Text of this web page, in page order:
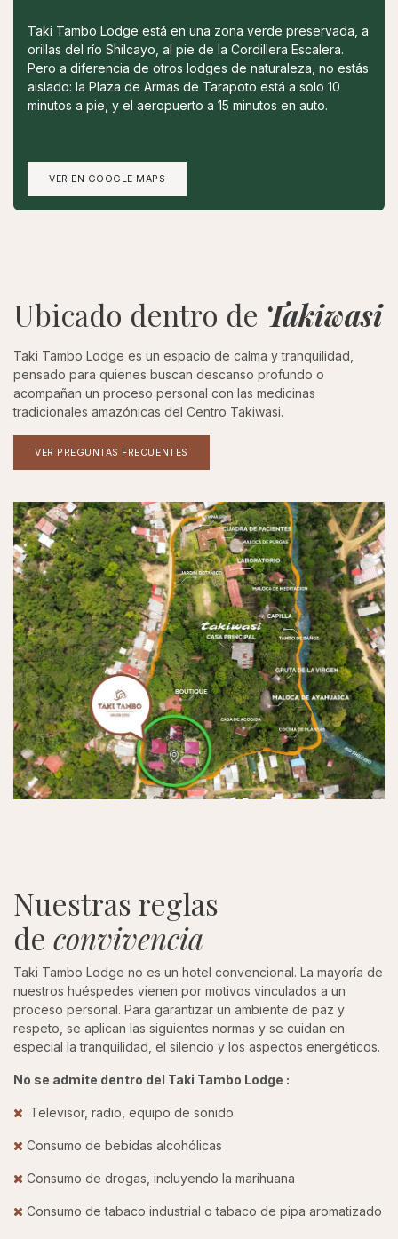
Taki Tambo Lodge está en una zona verde preservada, a
orillas del río Shilcayo, al pie de la Cordillera Escalera.
Pero a diferencia de otros lodges de naturaleza, no estás
aislado: la Plaza de Armas de Tarapoto está a solo 10
minutos a pie, y el aeropuerto a 15 minutos en auto.
VER EN GOOGLE MAPS
Ubicado dentro de Takiwasi
Taki Tambo Lodge es un espacio de calma y tranquilidad,
pensado para quienes buscan descanso profundo o
acompañan un proceso personal con las medicinas
tradicionales amazónicas del Centro Takiwasi.
VER PREGUNTAS FRECUENTES
Nuestras reglas
de convivencia
Taki Tambo Lodge no es un hotel convencional. La mayoría de
nuestros huéspedes vienen por motivos vinculados a un
proceso personal. Para garantizar un ambiente de paz y
respeto, se aplican las siguientes normas y se cuidan en
especial la tranquilidad, el silencio y los aspectos energéticos.
No se admite dentro del Taki Tambo Lodge :
Televisor, radio, equipo de sonido
Consumo de bebidas alcohólicas
Consumo de drogas, incluyendo la marihuana
Consumo de tabaco industrial o tabaco de pipa aromatizado